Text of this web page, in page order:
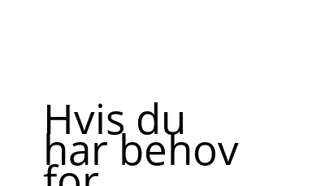
Hvis du
har behov